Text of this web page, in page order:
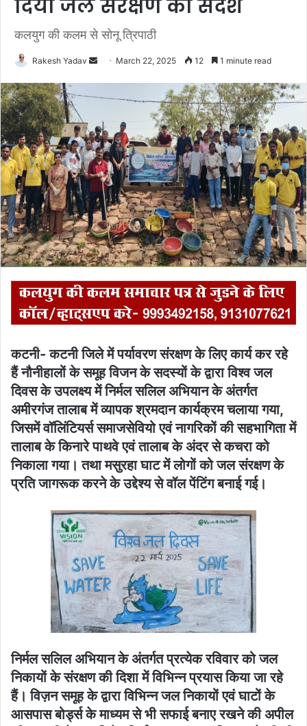
दिया जल संरक्षण का संदेश
कलयुग की कलम से सोनू त्रिपाठी
Rakesh Yadav
a
n
e
m
a
i
l
March 22, 2025 12 1 minute read
कटनी- कटनी जिले में पर्यावरण संरक्षण के लिए कार्य कर रहे
हैं नौनीहालों के समूह विजन के सदस्यों के द्वारा विश्व जल
दिवस के उपलक्ष्य में निर्मल सलिल अभियान के अंतर्गत
अमीरगंज तालाब में व्यापक श्रमदान कार्यक्रम चलाया गया,
जिसमें वॉलिंटियर्स समाजसेवियो एवं नागरिकों की सहभागिता में
तालाब के किनारे पाथवे एवं तालाब के अंदर से कचरा को
निकाला गया। तथा मसुरहा घाट में लोगों को जल संरक्षण के
प्रति जागरूक करने के उद्देश्य से वॉल पेंटिंग बनाई गई।
निर्मल सलिल अभियान के अंतर्गत प्रत्येक रविवार को जल
निकायों के संरक्षण की दिशा में विभिन्न प्रयास किया जा रहे
हैं। विज़न समूह के द्वारा विभिन्न जल निकायों एवं घाटों के
आसपास बोर्ड्स के माध्यम से भी सफाई बनाए रखने की अपील